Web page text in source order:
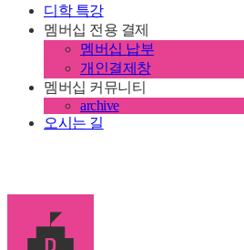
디학 특강
멤버십 전용 결제
멤버십 납부
개인결제창
멤버십 커뮤니티
archive
오시는 길